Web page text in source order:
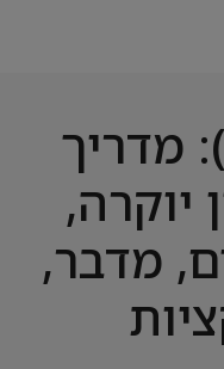
דובאי (Dubai): מדריך
יוקרה,
מדבר,